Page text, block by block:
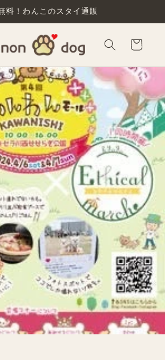
料！わんこのスタイ通販
ー